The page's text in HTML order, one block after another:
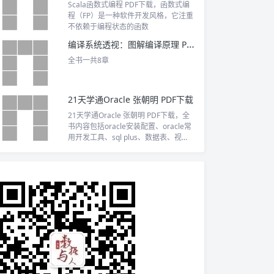
Scala函数式编程 PDF下载，函数式编
程（FP）是一种软件开发风格，它注重
不依赖于编程状态的函数
编译系统透视：图解编译原理 PDF下载
全书一共8章
21天学通Oracle 张朝明 PDF下载
21天学通Oracle 张朝明 PDF下载，全
书内容包括oracle安装配置、oracle常
用开发工具、sql plus、数据表、视
锁定、正则表达式、与编程语言结合使
用。